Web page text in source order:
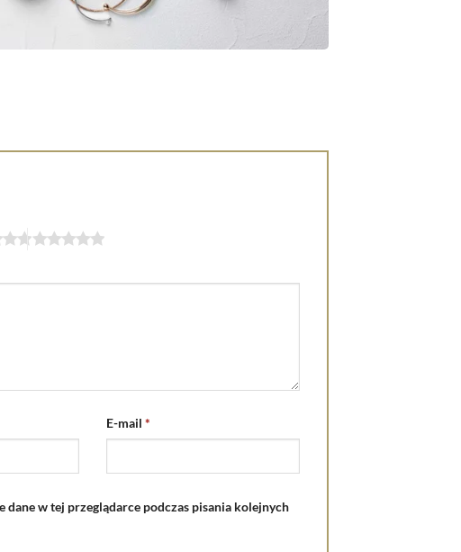
E-mail *
dane w tej przeglądarce podczas pisania kolejnych